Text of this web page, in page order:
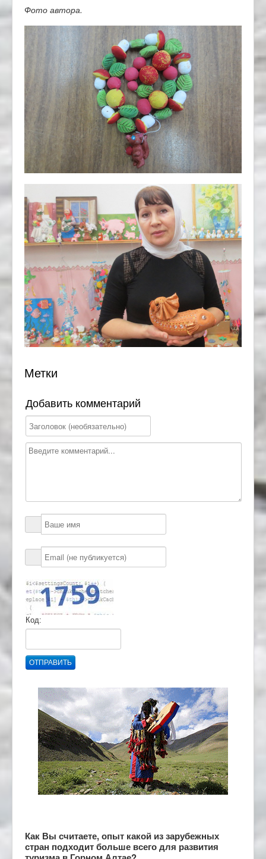
Фото автора.
Метки
Добавить комментарий
Код:
ОТПРАВИТЬ
Как Вы считаете, опыт какой из зарубежных
стран подходит больше всего для развития